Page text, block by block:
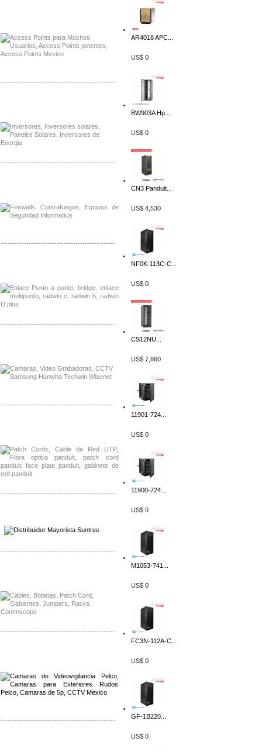
-------------------------------------------------
-------------------------------------------------
-------------------------------------------------
-------------------------------------------------
-------------------------------------------------
-------------------------------------------------
-------------------------------------------------
-------------------------------------------------
-------------------------------------------------
AR4018 APC...
US$ 0
BW903A Hp...
US$ 0
CN3 Panduit...
US$ 4,530
NF0K-113C-C...
US$ 0
CS12NU...
US$ 7,860
11901-724...
US$ 0
11900-724...
US$ 0
M1053-741...
US$ 0
FC3N-112A-C...
US$ 0
GF-1B220...
US$ 0